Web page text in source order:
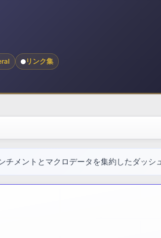
リンク集
メントとマクロデータを集約したダッシ